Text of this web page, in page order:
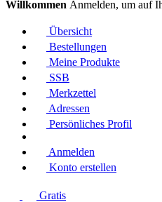
Willkommen Anmelden, um auf
Übersicht
Bestellungen
Meine Produkte
SSB
Merkzettel
Adressen
Persönliches Profil
Anmelden
Konto erstellen
Gratis